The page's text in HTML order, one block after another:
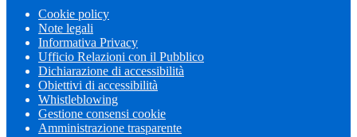
Cookie policy
Note legali
Informativa Privacy
Ufficio Relazioni con il Pubblico
Dichiarazione di accessibilità
Obiettivi di accessibilità
Whistleblowing
Gestione consensi cookie
Amministrazione trasparente